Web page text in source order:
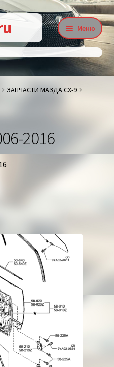
Меню
оплата
ЗАПЧАСТИ МАЗДА СХ-9
2016